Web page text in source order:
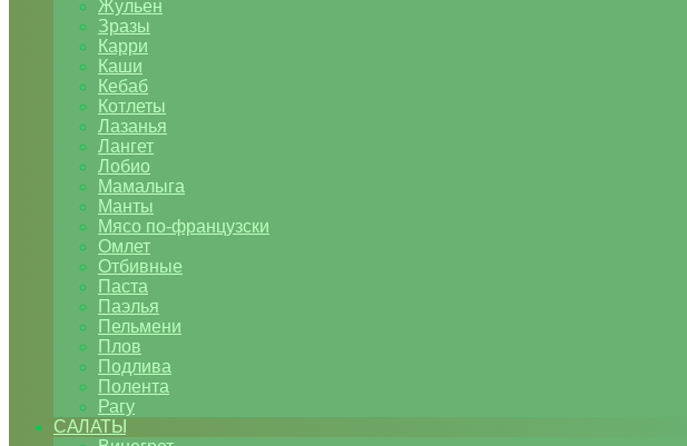
Жульен
Зразы
Карри
Каши
Кебаб
Котлеты
Лазанья
Лангет
Лобио
Мамалыга
Манты
Мясо по-французски
Омлет
Отбивные
Паста
Паэлья
Пельмени
Плов
Подлива
Полента
Рагу
САЛАТЫ